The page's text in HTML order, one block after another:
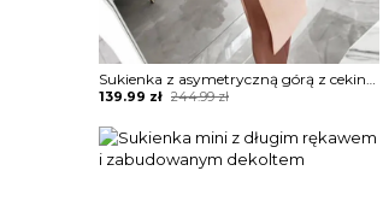
Sukienka z asymetryczną górą z cekinami
244.99zł
Original
was:
244.99 zł.
139.99 zł
Current
is:
139.99 zł.